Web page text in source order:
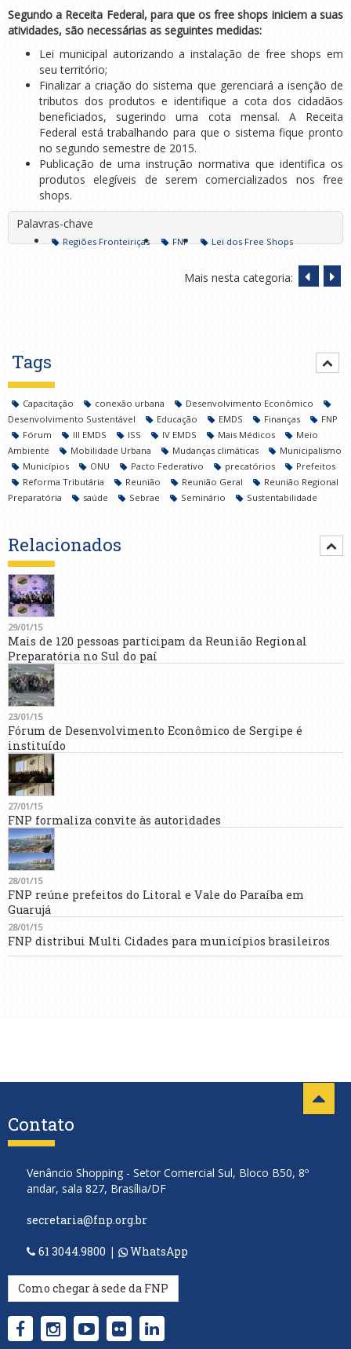
Segundo a Receita Federal, para que os free shops iniciem a suas
atividades, são necessárias as seguintes medidas:
Lei municipal autorizando a instalação de free shops em
seu território;
Finalizar a criação do sistema que gerenciará a isenção de
tributos dos produtos e identifique a cota dos cidadãos
beneficiados, sugerindo uma cota mensal. A Receita
Federal está trabalhando para que o sistema fique pronto
no segundo semestre de 2015.
Publicação de uma instrução normativa que identifica os
produtos elegíveis de serem comercializados nos free
shops.
Palavras-chave
Regiões Fronteiriças FNP Lei dos Free Shops
Mais nesta categoria:
Tags
Capacitação conexão urbana
Desenvolvimento Econômico
Desenvolvimento Sustentável
Educação EMDS Finanças
FNP
Fórum
III EMDS ISS IV EMDS Mais Médicos
Meio
Ambiente
Mobilidade Urbana Mudanças climáticas
Municipalismo
Municípios
ONU Pacto Federativo precatórios
Prefeitos
Reforma Tributária
Reunião Reunião Geral
Reunião Regional
Preparatória
saúde Sebrae Seminário Sustentabilidade
Relacionados
29/01/15
Mais de 120 pessoas participam da Reunião Regional
Preparatória no Sul do paí
23/01/15
Fórum de Desenvolvimento Econômico de Sergipe é
instituído
27/01/15
FNP formaliza convite às autoridades
28/01/15
FNP reúne prefeitos do Litoral e Vale do Paraíba em
Guarujá
28/01/15
FNP distribui Multi Cidades para municípios brasileiros
Contato
Venâncio Shopping - Setor Comercial Sul, Bloco B50, 8º
andar, sala 827, Brasília/DF
secretaria@fnp.org.br
61 3044.9800 | WhatsApp
Como chegar à sede da FNP